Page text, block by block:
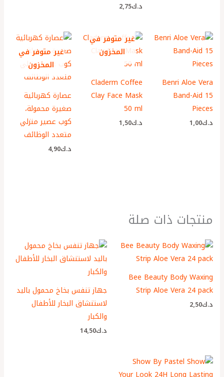
د.ك2٫75
Benri Aloe Vera
Band-Aid 15
Pieces
د.ك1٫00
غير متوفر في
المخزون
Claderm Coffee
Clay Face Mask
50 ml
د.ك1٫50
غير متوفر في
المخزون
عصارة كهربائية
صغيرة محمولة،
كوب عصير منزلي
متعدد الوظائف
د.ك4٫90
منتجات ذات صلة
Bee Beauty Body Waxing
Strip Aloe Vera 24 pack
د.ك2٫50
جهاز تنفس بخاخ محمول باليد
لاستنشاق البخار للأطفال
والكبار
د.ك14٫50